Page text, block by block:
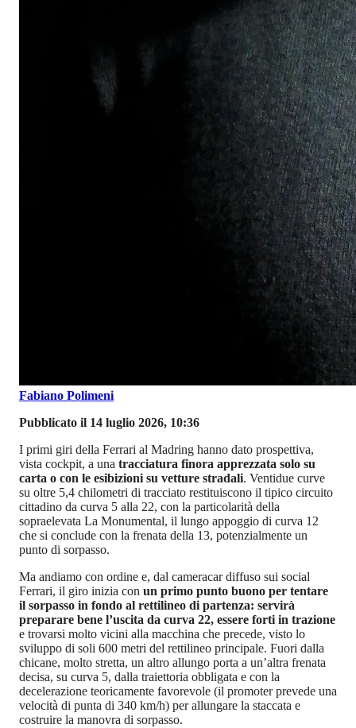
Fabiano Polimeni
Pubblicato il 14 luglio 2026, 10:36
I primi giri della Ferrari al Madring hanno dato prospettiva,
vista cockpit, a una tracciatura finora apprezzata solo su
carta o con le esibizioni su vetture stradali. Ventidue curve
su oltre 5,4 chilometri di tracciato restituiscono il tipico circuito
cittadino da curva 5 alla 22, con la particolarità della
sopraelevata La Monumental, il lungo appoggio di curva 12
che si conclude con la frenata della 13, potenzialmente un
punto di sorpasso.
Ma andiamo con ordine e, dal cameracar diffuso sui social
Ferrari, il giro inizia con un primo punto buono per tentare
il sorpasso in fondo al rettilineo di partenza: servirà
preparare bene l’uscita da curva 22, essere forti in trazione
e trovarsi molto vicini alla macchina che precede, visto lo
sviluppo di soli 600 metri del rettilineo principale. Fuori dalla
chicane, molto stretta, un altro allungo porta a un’altra frenata
decisa, su curva 5, dalla traiettoria obbligata e con la
decelerazione teoricamente favorevole (il promoter prevede una
velocità di punta di 340 km/h) per allungare la staccata e
costruire la manovra di sorpasso.